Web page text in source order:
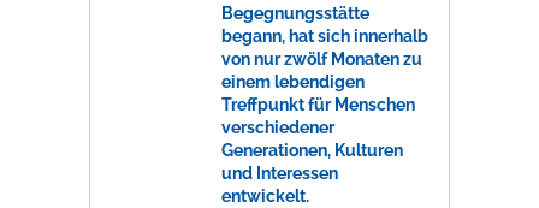
Begegnungsstätte
begann, hat sich innerhalb
von nur zwölf Monaten zu
einem lebendigen
Treffpunkt für Menschen
verschiedener
Generationen, Kulturen
und Interessen
entwickelt.